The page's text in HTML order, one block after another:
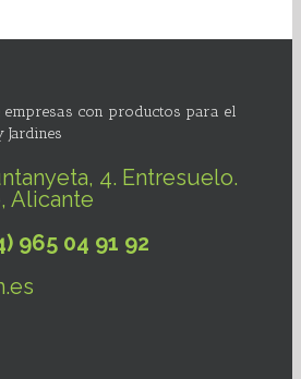
empresas con productos para el
Jardines
4. Entresuelo.
Alicante
965 04 91 92